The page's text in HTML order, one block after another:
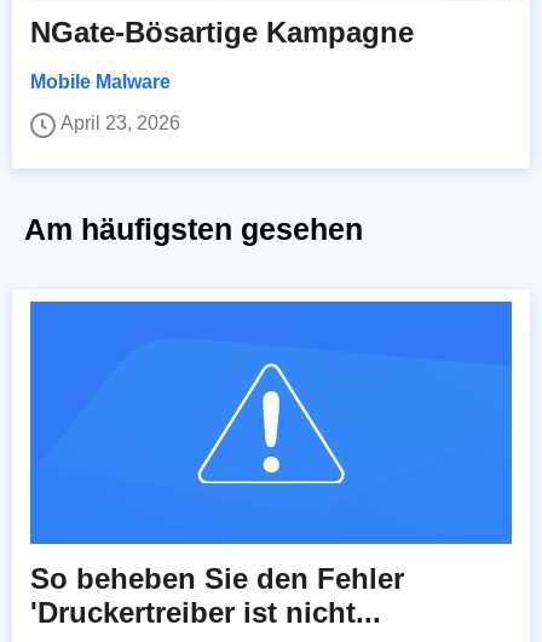
NGate-Bösartige Kampagne
Mobile Malware
April 23, 2026
Am häufigsten gesehen
So beheben Sie den Fehler
'Druckertreiber ist nicht...